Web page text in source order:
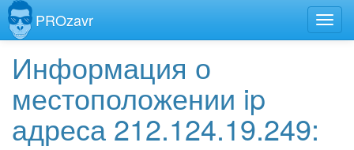
PROzavr
Информация о
местоположении ip
адреса 212.124.19.249: